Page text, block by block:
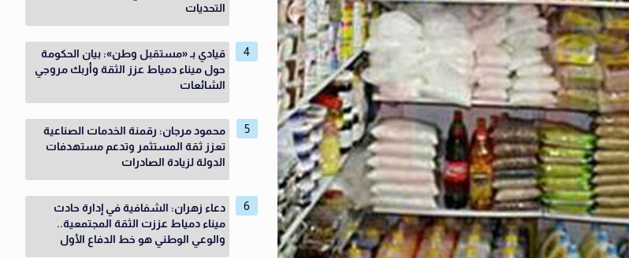
التحديات
قيادي بـ «مستقبل وطن»: بيان الحكومة
حول ميناء دمياط عزز الثقة وأربك مروجي
الشائعات
محمود مرجان: رقمنة الخدمات الصناعية
تعزز ثقة المستثمر وتدعم مستهدفات
الدولة لزيادة الصادرات
دعاء زهران: الشفافية في إدارة حادث
ميناء دمياط عززت الثقة المجتمعية..
والوعي الوطني هو خط الدفاع الأول